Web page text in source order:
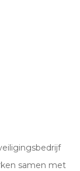
samen met